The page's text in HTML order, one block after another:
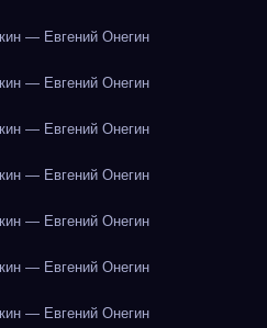
— Евгений Онегин
— Евгений Онегин
— Евгений Онегин
— Евгений Онегин
— Евгений Онегин
— Евгений Онегин
— Евгений Онегин